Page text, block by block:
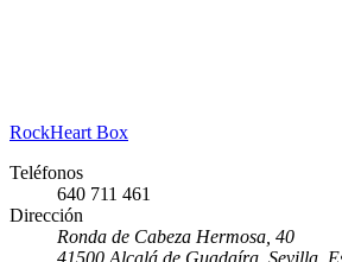
RockHeart Box
Teléfonos
640 711 461
Dirección
Ronda de Cabeza Hermosa, 40